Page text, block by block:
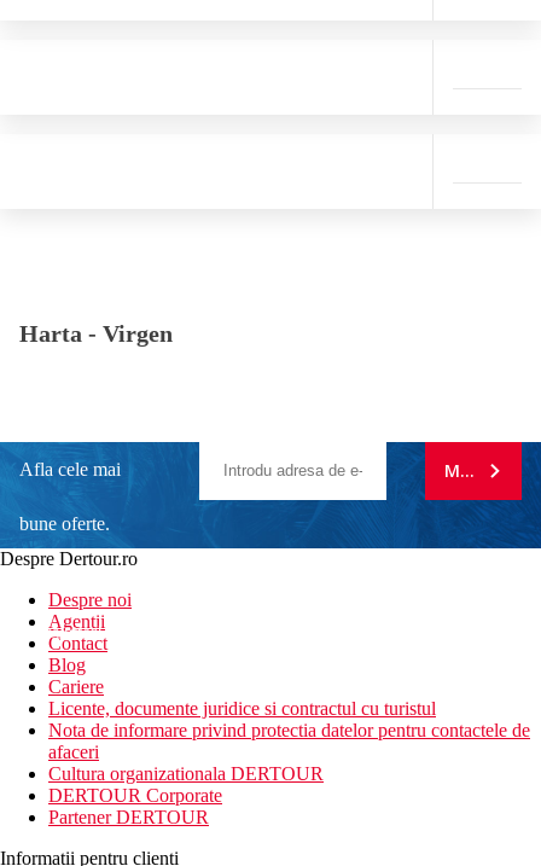
Harta - Virgen
Afla cele mai
bune oferte.
newsletter!
MA
Despre Dertour.ro
Despre noi
Agentii
Contact
Blog
Cariere
Licente, documente juridice si contractul cu turistul
Nota de informare privind protectia datelor pentru contactele de
afaceri
Cultura organizationala DERTOUR
DERTOUR Corporate
Partener DERTOUR
Informatii pentru clienti